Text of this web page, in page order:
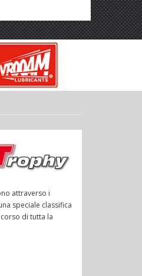
attraverso i
speciale classifica
di tutta la